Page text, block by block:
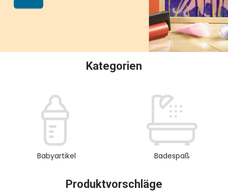
Kategorien
Babyartikel Badespaß
Produktvorschläge